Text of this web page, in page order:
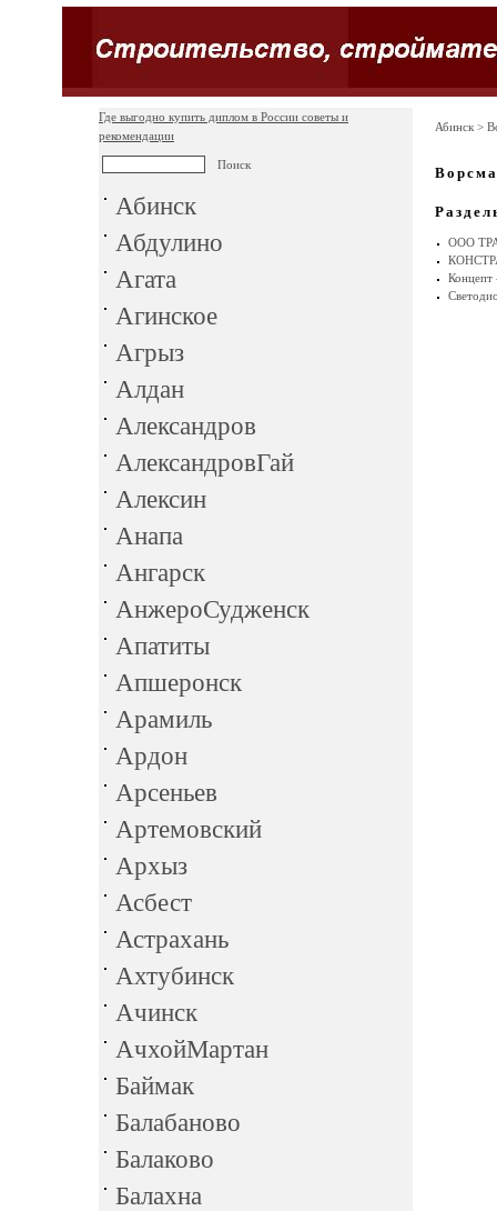
Где выгодно купить диплом в России советы и
рекомендации
Абинск
Абдулино
Агата
Агинское
Агрыз
Алдан
Александров
АлександровГай
Алексин
Анапа
Ангарск
АнжероСудженск
Апатиты
Апшеронск
Арамиль
Ардон
Арсеньев
Артемовский
Архыз
Асбест
Астрахань
Ахтубинск
Ачинск
АчхойМартан
Баймак
Балабаново
Балаково
Балахна
Абинск >
Ворсма
ООО
Концепт